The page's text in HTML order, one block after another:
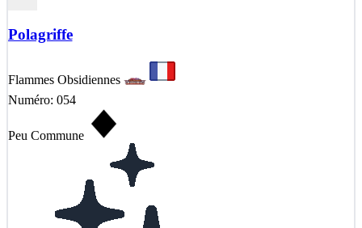
Polagriffe
Flammes Obsidiennes
Numéro: 054
Peu Commune